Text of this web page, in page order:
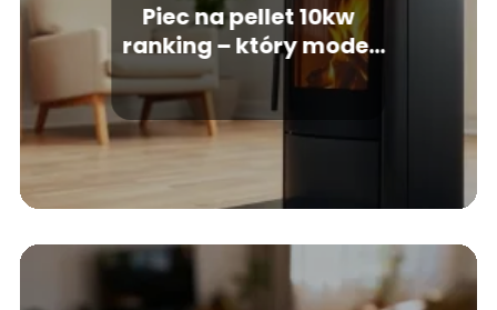
Piec na pellet 10kw
ranking – który model
wybrać?